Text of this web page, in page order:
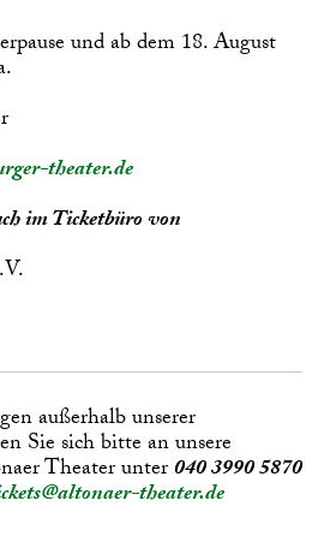
und ab dem 18. August
theater.de
im Ticketbüro von
außerhalb unserer
Sie sich bitte an unsere
Theater unter040 3990 5870
theater.de